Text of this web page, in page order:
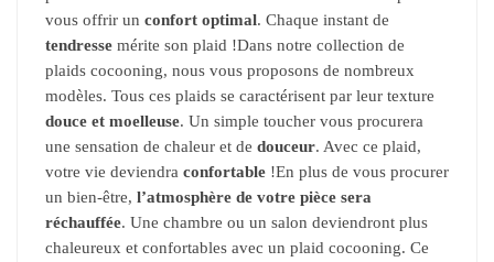
vous offrir un confort optimal. Chaque instant de
tendresse mérite son plaid !Dans notre collection de
plaids cocooning, nous vous proposons de nombreux
modèles. Tous ces plaids se caractérisent par leur texture
douce et moelleuse. Un simple toucher vous procurera
une sensation de chaleur et de douceur. Avec ce plaid,
votre vie deviendra confortable !En plus de vous procurer
un bien-être, l’atmosphère de votre pièce sera
réchauffée. Une chambre ou un salon deviendront plus
chaleureux et confortables avec un plaid cocooning. Ce